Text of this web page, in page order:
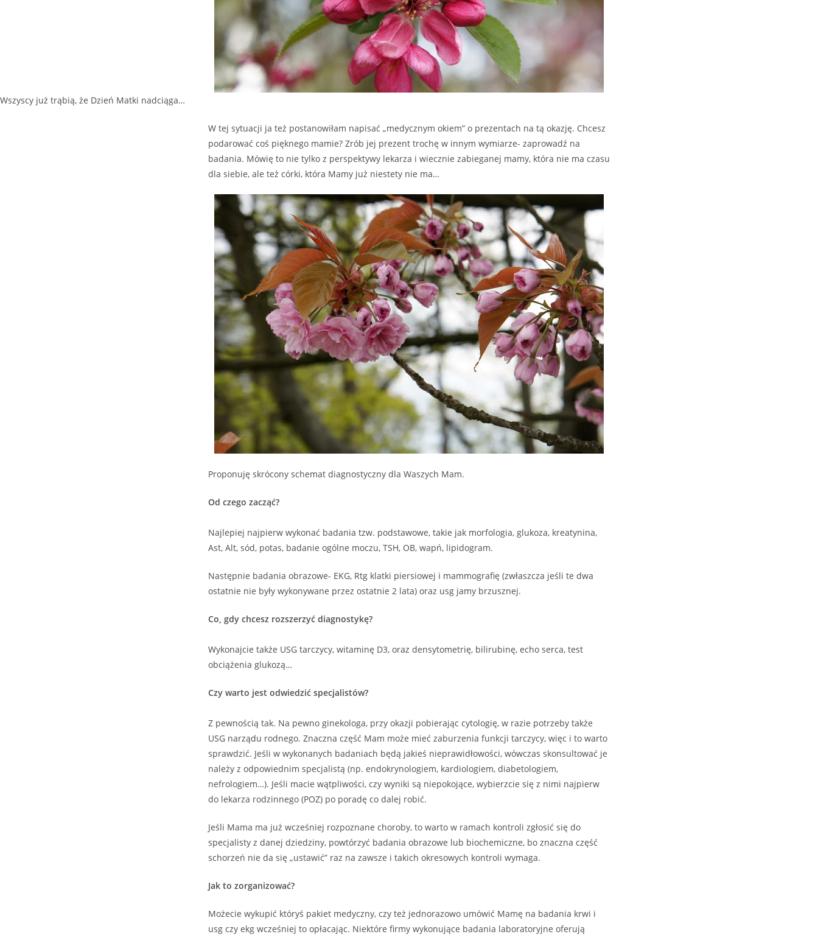
Wszyscy już trąbią, że Dzień Matki nadciąga…
W tej sytuacji ja też postanowiłam napisać „medycznym okiem” o prezentach na tą okazję. Chcesz
podarować coś pięknego mamie? Zrób jej prezent trochę w innym wymiarze- zaprowadź na
badania. Mówię to nie tylko z perspektywy lekarza i wiecznie zabieganej mamy, która nie ma czasu
dla siebie, ale też córki, która Mamy już niestety nie ma…
Proponuję skrócony schemat diagnostyczny dla Waszych Mam.
Od czego zacząć?
Najlepiej najpierw wykonać badania tzw. podstawowe, takie jak morfologia, glukoza, kreatynina,
Ast, Alt, sód, potas, badanie ogólne moczu, TSH, OB, wapń, lipidogram.
Następnie badania obrazowe- EKG, Rtg klatki piersiowej i mammografię (zwłaszcza jeśli te dwa
ostatnie nie były wykonywane przez ostatnie 2 lata) oraz usg jamy brzusznej.
Co, gdy chcesz rozszerzyć diagnostykę?
Wykonajcie także USG tarczycy, witaminę D3, oraz densytometrię, bilirubinę, echo serca, test
obciążenia glukozą…
Czy warto jest odwiedzić specjalistów?
Z pewnością tak. Na pewno ginekologa, przy okazji pobierając cytologię, w razie potrzeby także
USG narządu rodnego. Znaczna część Mam może mieć zaburzenia funkcji tarczycy, więc i to warto
sprawdzić. Jeśli w wykonanych badaniach będą jakieś nieprawidłowości, wówczas skonsultować je
należy z odpowiednim specjalistą (np. endokrynologiem, kardiologiem, diabetologiem,
nefrologiem…). Jeśli macie wątpliwości, czy wyniki są niepokojące, wybierzcie się z nimi najpierw
do lekarza rodzinnego (POZ) po poradę co dalej robić.
Jeśli Mama ma już wcześniej rozpoznane choroby, to warto w ramach kontroli zgłosić się do
specjalisty z danej dziedziny, powtórzyć badania obrazowe lub biochemiczne, bo znaczna część
schorzeń nie da się „ustawić” raz na zawsze i takich okresowych kontroli wymaga.
Jak to zorganizować?
Możecie wykupić któryś pakiet medyczny, czy też jednorazowo umówić Mamę na badania krwi i
usg czy ekg wcześniej to opłacając. Niektóre firmy wykonujące badania laboratoryjne oferują